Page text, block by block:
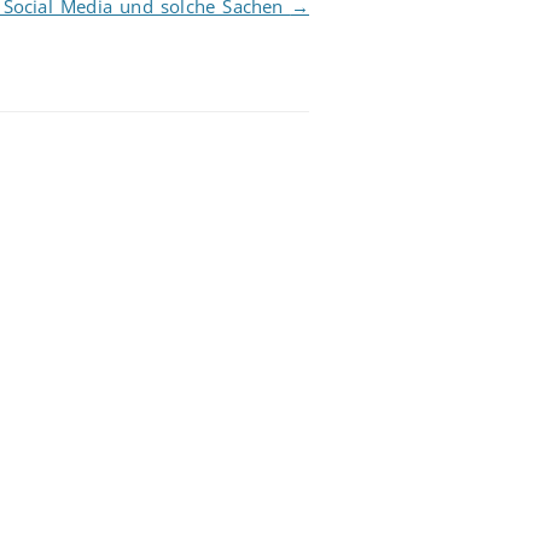
Social Media und solche Sachen →